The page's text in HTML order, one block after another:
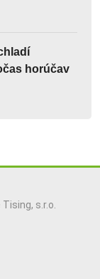
horúčav
s.r.o.